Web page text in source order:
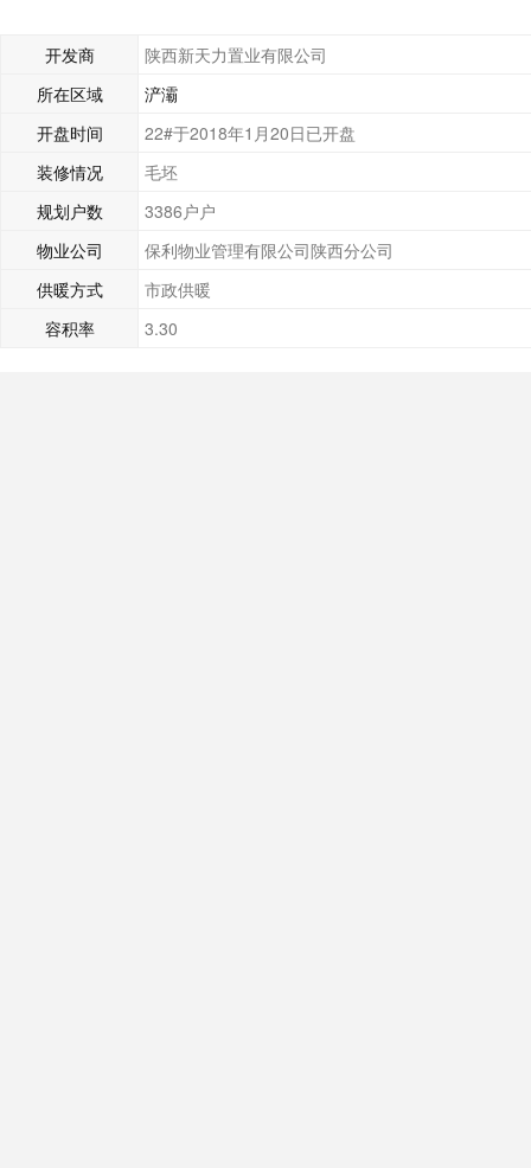
开发商
陕西新天力置业有限公司
所在区域
浐灞
开盘时间
22#于2018年1月20日已开盘
装修情况
毛坯
规划户数
3386户户
物业公司
保利物业管理有限公司陕西分公司
供暖方式
市政供暖
容积率
3.30